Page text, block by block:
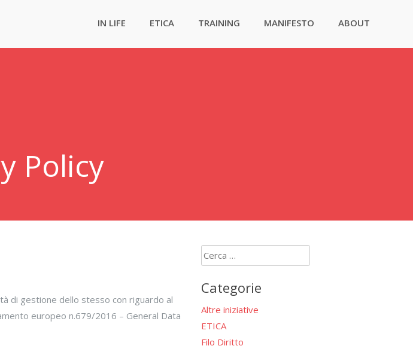
IN LIFE ETICA TRAINING MANIFESTO ABOUT
Policy
di gestione dello stesso con riguardo al
europeo n.679/2016 – General Data
Ricerca
per:
Categorie
Altre iniziative
ETICA
Filo Diritto